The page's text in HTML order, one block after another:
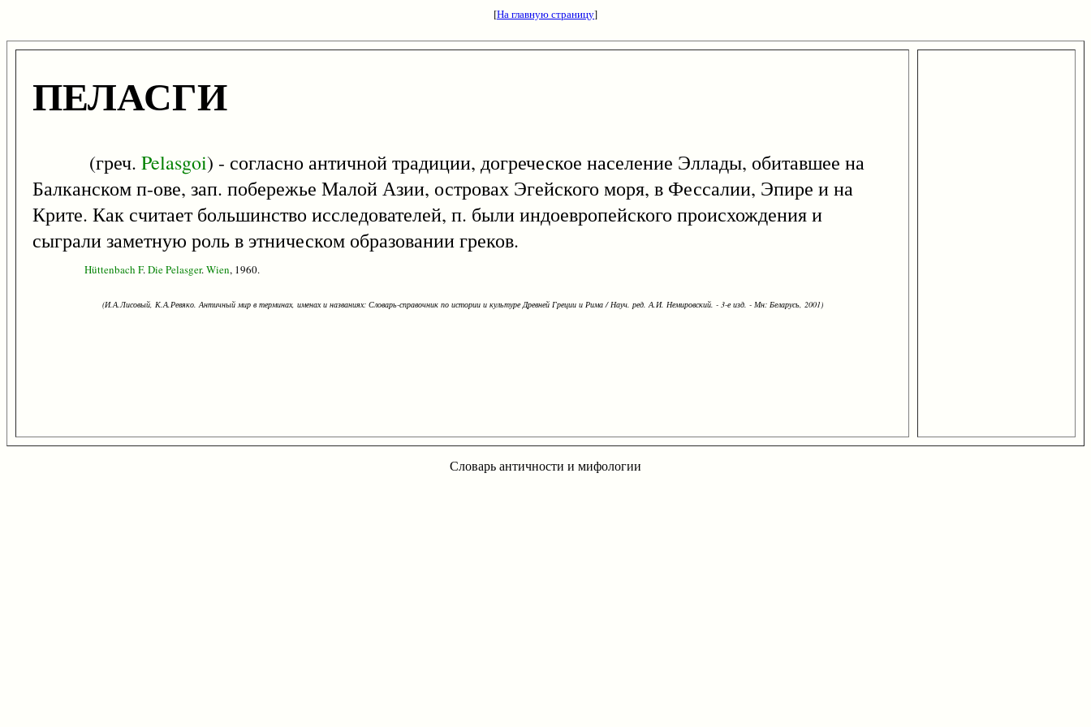
[На главную страницу]
ПЕЛАСГИ
(греч. Pelasgoi) - согласно античной традиции, догреческое население Эллады, обитавшее на
Балканском п-ове, зап. побережье Малой Азии, островах Эгейского моря, в Фессалии, Эпире и на
Крите. Как считает большинство исследователей, п. были индоевропейского происхождения и
сыграли заметную роль в этническом образовании греков.
Hüttenbach F.DiePelasger.Wien, 1960.
(И.А.Лисовый, К.А.Ревяко. Античный мир в терминах, именах и названиях: Словарь-справочник по истории и культуре Древней Греции и Рима / Науч. ред. А.И. Немировский. - 3-е изд. - Мн: Беларусь, 2001)
Словарь античности и мифологии